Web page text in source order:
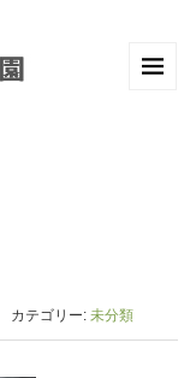
カテゴリー: 未分類